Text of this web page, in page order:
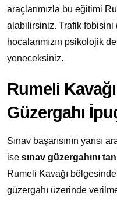
araçlarımızla bu eğitimi
alabilirsiniz. Trafik fobisini
hocalarımızın psikolojik
yeneceksiniz.
Rumeli
Güzergahı
Sınav başarısının yarısı
ise sınav güzergahını
Rumeli Kavağı
güzergahı üzerinde